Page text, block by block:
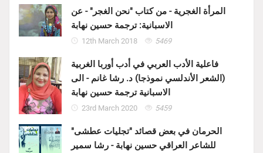
المرأة الغجرية - من كتاب "نحن الغجر" - عن
الاسبانية: ترجمة حسين نهابة
12th March 2018 5469
فاعلية الأدب العربي في أدب أوربا الغربية
(الشعر الأندلسي نموذجا) د. رشا غانم - الى
الاسبانية ترجمة حسين نهابة
23rd March 2020 5459
الحرمان في بعض قصائد "تجليات عطشى"
للشاعر العراقي حسين نهابة - رشا سمير